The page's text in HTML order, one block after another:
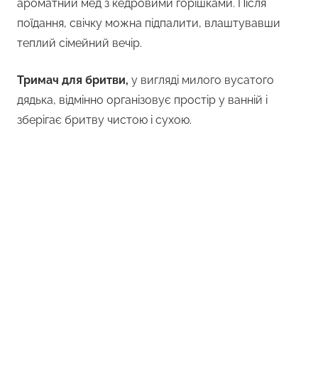
ароматний мед з кедровими горішками. Після
поїдання, свічку можна підпалити, влаштувавши
теплий сімейний вечір.
Тримач для бритви, у вигляді милого вусатого
дядька, відмінно організовує простір у ванній і
зберігає бритву чистою і сухою.